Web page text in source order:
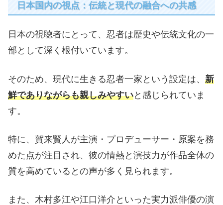
日本国内の視点：伝統と現代の融合への共感
日本の視聴者にとって、忍者は歴史や伝統文化の一
部として深く根付いています。
そのため、現代に生きる忍者一家という設定は、 新
鮮でありながらも親しみやすいと感じられていま
す。
特に、賀来賢人が主演・プロデューサー・原案を務
めた点が注目され、彼の情熱と演技力が作品全体の
質を高めているとの声が多く見られます。
また、木村多江や江口洋介といった実力派俳優の演